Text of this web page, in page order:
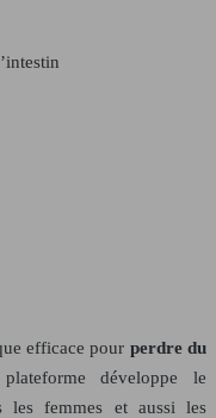
efficace pour perdre du
développe le
les femmes et aussi les